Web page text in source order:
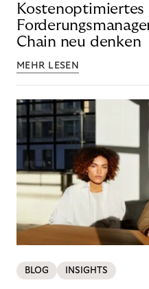
Kostenoptimiertes
Chain neu denken
MEHR LESEN
BLOG INSIGHTS